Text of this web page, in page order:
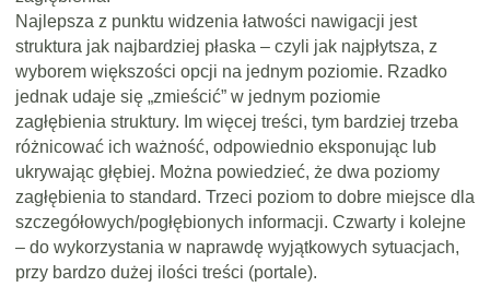
Najlepsza z punktu widzenia łatwości nawigacji jest
struktura jak najbardziej płaska – czyli jak najpłytsza, z
wyborem większości opcji na jednym poziomie. Rzadko
jednak udaje się „zmieścić” w jednym poziomie
zagłębienia struktury. Im więcej treści, tym bardziej trzeba
różnicować ich ważność, odpowiednio eksponując lub
ukrywając głębiej. Można powiedzieć, że dwa poziomy
zagłębienia to standard. Trzeci poziom to dobre miejsce dla
szczegółowych/pogłębionych informacji. Czwarty i kolejne
– do wykorzystania w naprawdę wyjątkowych sytuacjach,
przy bardzo dużej ilości treści (portale).